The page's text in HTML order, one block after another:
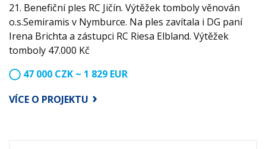
21. Benefiční ples RC Jičín. Výtěžek tomboly věnován
o.s.Semiramis v Nymburce. Na ples zavítala i DG paní
Irena Brichta a zástupci RC Riesa Elbland. Výtěžek
tomboly 47.000 Kč
47 000 CZK ~ 1 829 EUR
VÍCE O PROJEKTU